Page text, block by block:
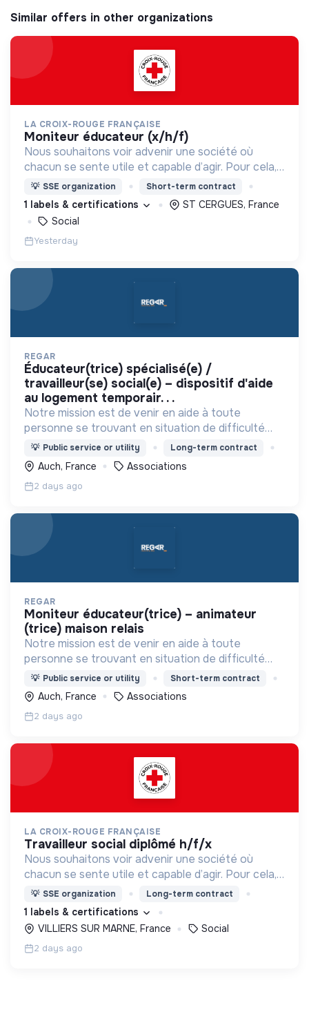
Similar offers in other organizations
LA CROIX-ROUGE FRANÇAISE
moniteur éducateur (x/h/f)
Nous souhaitons voir advenir une société où
chacun se sente utile et capable d’agir. Pour cela,
nous proposons des moyens et des lieux
d’engagement innovants et adaptés à tous.
💡 SSE organization Short-term contract
1 labels & certifications
ST CERGUES, France
Social
Yesterday
REGAR
éducateur(trice) spécialisé(e) /
travailleur(se) social(e) – dispositif d'aide
au logement temporair. . .
Notre mission est de venir en aide à toute
personne se trouvant en situation de difficulté
matérielle, en détresse psychique et plus
généralement en situation d’exclusion sociale ou
professionnelle.
💡 Public service or utility Long-term contract
Auch, France Associations
2 days ago
REGAR
moniteur éducateur(trice) – animateur
(trice) maison relais
Notre mission est de venir en aide à toute
personne se trouvant en situation de difficulté
matérielle, en détresse psychique et plus
généralement en situation d’exclusion sociale ou
professionnelle.
💡 Public service or utility Short-term contract
Auch, France Associations
2 days ago
LA CROIX-ROUGE FRANÇAISE
travailleur social diplômé h/f/x
Nous souhaitons voir advenir une société où
chacun se sente utile et capable d’agir. Pour cela,
nous proposons des moyens et des lieux
d’engagement innovants et adaptés à tous.
💡 SSE organization Long-term contract
1 labels & certifications
VILLIERS SUR MARNE, France
Social
2 days ago